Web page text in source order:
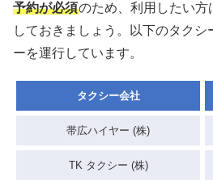
予約が必須のため、利用したい方
しておきましょう。以下のタク
ーを運行しています。
タクシー会社
帯広ハイヤー (株)
TK タクシー (株)